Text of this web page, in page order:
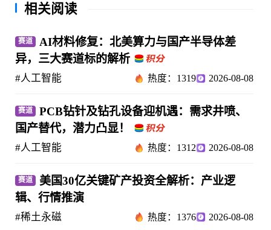
相关阅读
赛道
AI材料修复：北美算力与国产半导体差
异，三大赛道标的解析
#人工智能 热度：1319 2026-08-08
赛道
PCB钻针及钻孔设备迎机遇：需求井喷、
国产替代，潜力凸显！
#人工智能 热度：1312 2026-08-08
赛道
美国30亿关键矿产投资全解析：产业逻
辑、行情推演
#稀土永磁 热度：1376 2026-08-08